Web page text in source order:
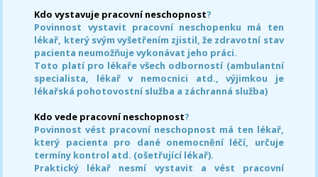
Kdo vystavuje pracovní neschopnost?
Povinnost vystavit pracovní neschopenku má ten
lékař, který svým vyšetřením zjistil, že zdravotní stav
pacienta neumožňuje vykonávat jeho práci.
Toto platí pro lékaře všech odborností (ambulantní
specialista, lékař v nemocnici atd., výjimkou je
lékařská pohotovostní služba a záchranná služba)
Kdo vede pracovní neschopnost?
Povinnost vést pracovní neschopnost má ten lékař,
který pacienta pro dané onemocnění léčí, určuje
termíny kontrol atd. (ošetřující lékař).
Praktický lékař nesmí vystavit a vést pracovní